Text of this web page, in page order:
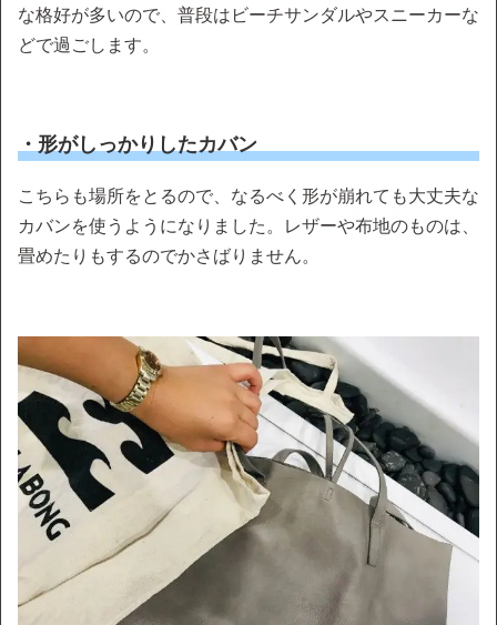
な格好が多いので、普段はビーチサンダルやスニーカーな
どで過ごします。
・形がしっかりしたカバン
こちらも場所をとるので、なるべく形が崩れても大丈夫な
カバンを使うようになりました。レザーや布地のものは、
畳めたりもするのでかさばりません。